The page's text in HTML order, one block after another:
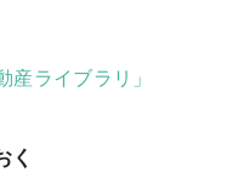
産ライブラリ」
く